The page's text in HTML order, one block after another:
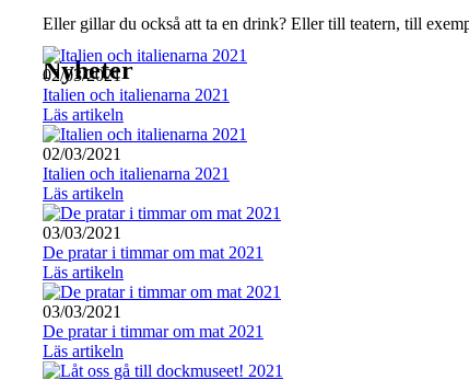
Eller gillar du också att ta en drink? Eller till teatern, till
Nyheter
02/03/2021
Italien och italienarna 2021
Läs artikeln
02/03/2021
Italien och italienarna 2021
Läs artikeln
03/03/2021
De pratar i timmar om mat 2021
Läs artikeln
03/03/2021
De pratar i timmar om mat 2021
Läs artikeln